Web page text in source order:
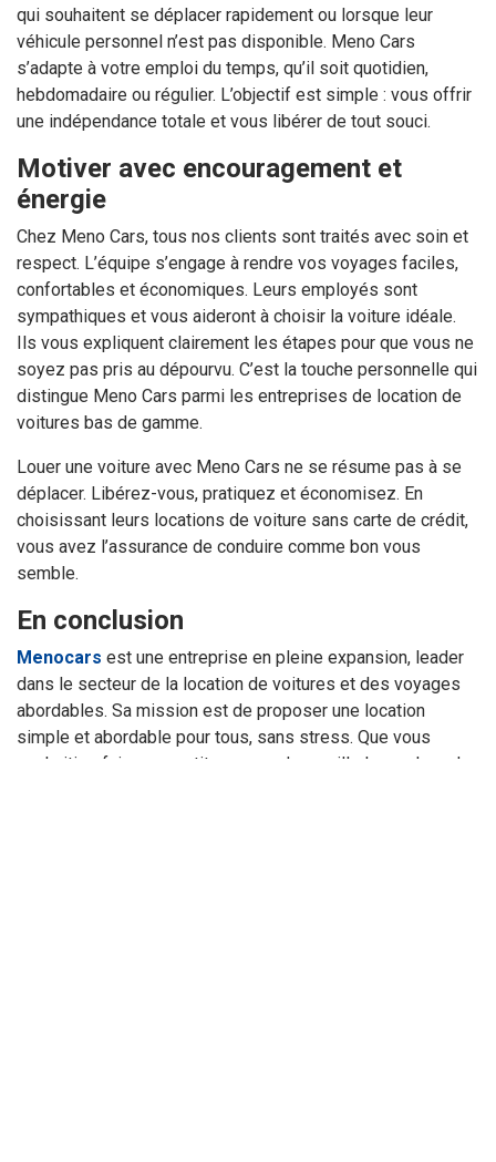
qui souhaitent se déplacer rapidement ou lorsque leur
véhicule personnel n’est pas disponible. Meno Cars
s’adapte à votre emploi du temps, qu’il soit quotidien,
hebdomadaire ou régulier. L’objectif est simple : vous offrir
une indépendance totale et vous libérer de tout souci.
Motiver avec encouragement et
énergie
Chez Meno Cars, tous nos clients sont traités avec soin et
respect. L’équipe s’engage à rendre vos voyages faciles,
confortables et économiques. Leurs employés sont
sympathiques et vous aideront à choisir la voiture idéale.
Ils vous expliquent clairement les étapes pour que vous ne
soyez pas pris au dépourvu. C’est la touche personnelle qui
distingue Meno Cars parmi les entreprises de location de
voitures bas de gamme.
Louer une voiture avec Meno Cars ne se résume pas à se
déplacer. Libérez-vous, pratiquez et économisez. En
choisissant leurs locations de voiture sans carte de crédit,
vous avez l’assurance de conduire comme bon vous
semble.
En conclusion
Menocars est une entreprise en pleine expansion, leader
dans le secteur de la location de voitures et des voyages
abordables. Sa mission est de proposer une location
simple et abordable pour tous, sans stress. Que vous
souhaitiez faire une petite escapade en ville le week-end